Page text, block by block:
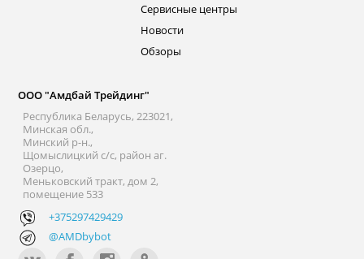
Сервисные центры
Новости
Обзоры
ООО "Амдбай Трейдинг"
Республика Беларусь, 223021,
Минская обл.,
Минский р-н.,
Щомыслицкий с/с, район аг.
Озерцо,
Меньковский тракт, дом 2,
помещение 533
+375297429429
@AMDbybot